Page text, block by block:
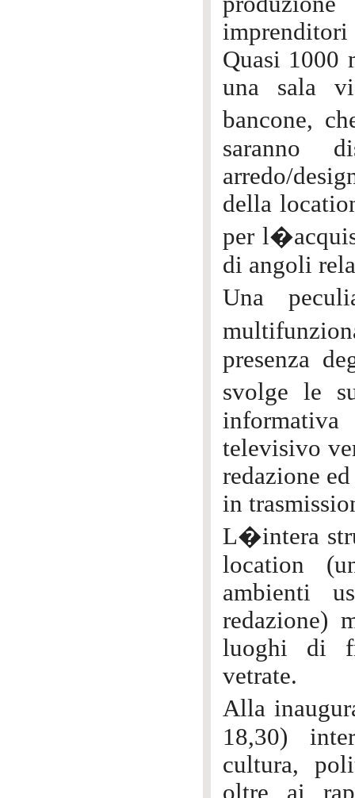
imprenditori
Quasi 1000
una sala
bancone,
saranno
arredo/
della
per
di angoli
Una
presenza
svolge le
televisivo
redazione
in
L�intera
location
ambienti
redazione)
luoghi di
vetrate.
Alla
18,30)
cultura,
oltre ai